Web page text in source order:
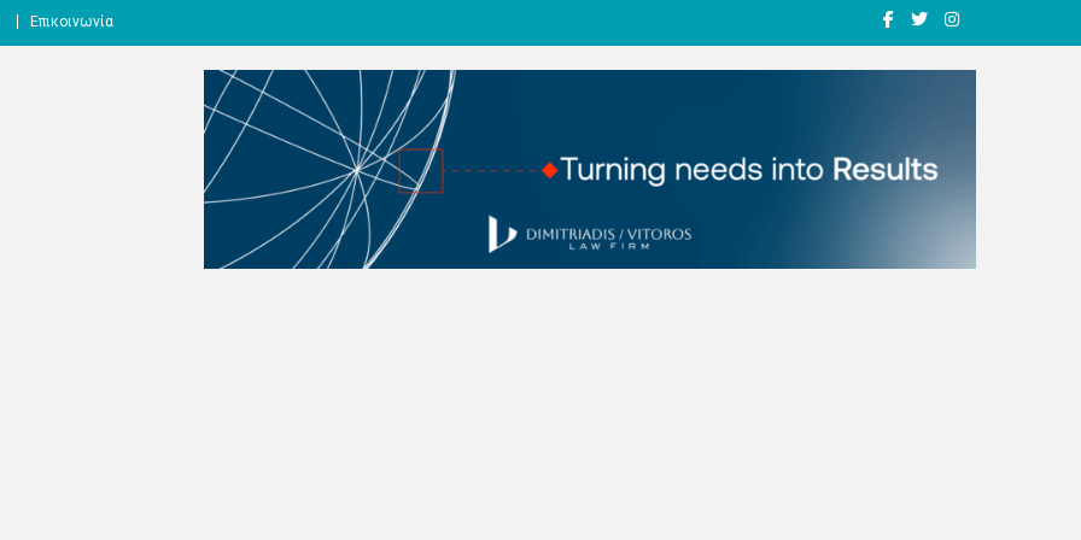
Επικοινωνία